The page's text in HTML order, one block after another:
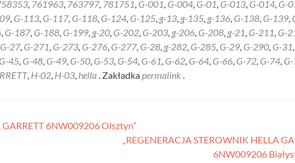
, 761963, 763797, 781751, G-001, G-004, G-01, G-013, G-014, G-
, G-113, G-117, G-118, G-124, G-125, g-13, g-135, g-136, G-138, G-139,
, G-187, G-188, G-199, g-20, G-202, G-203, g-206, G-208, g-21, G-211, G-
G-27, G-271, G-273, G-276, G-277, G-28, g-282, G-285, G-29, G-290, G-31,
G-45, G-48, G-49, G-50, G-53, G-54, G-61, G-62, G-64, G-66, G-72, G-74,
, H-02, H-03, hella. Zakładkapermalink.
GARRETT 6NW009206 Olsztyn”
„REGENERACJA STEROWNIK HELLA
6NW009206